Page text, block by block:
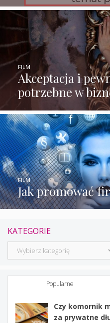
Akceptacja i
potrzebne w
FILM
Jak promować
FILM
KATEGORIE
Kategorie
Popularne
Czy komornik
za prywatne